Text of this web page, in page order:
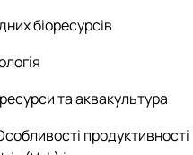
біоресурсів
та аквакультура
продуктивності